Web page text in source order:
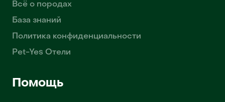
Всё о породах
База знаний
Политика конфиденциальности
Pet-Yes Отели
Помощь